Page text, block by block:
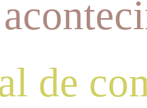
de